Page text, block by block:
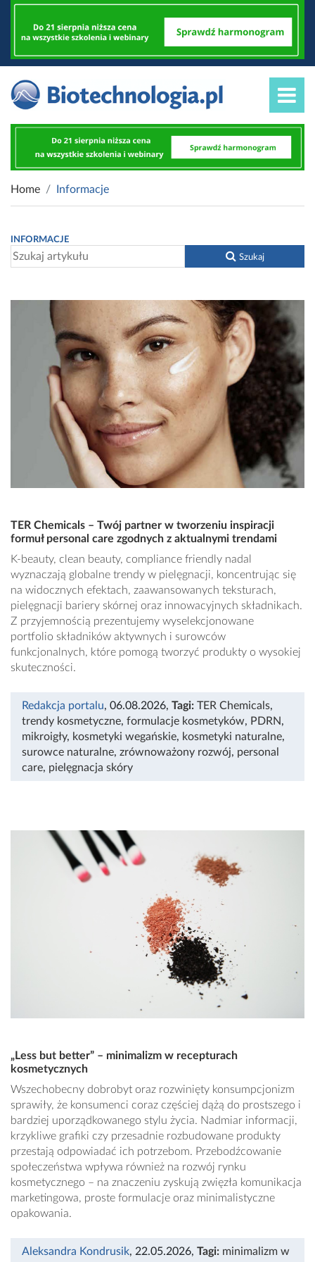
Home Informacje
INFORMACJE
Szukaj
TER Chemicals – Twój partner w tworzeniu inspiracji
formuł personal care zgodnych z aktualnymi trendami
K-beauty, clean beauty, compliance friendly nadal
wyznaczają globalne trendy w pielęgnacji, koncentrując się
na widocznych efektach, zaawansowanych teksturach,
pielęgnacji bariery skórnej oraz innowacyjnych składnikach.
Z przyjemnością prezentujemy wyselekcjonowane
portfolio składników aktywnych i surowców
funkcjonalnych, które pomogą tworzyć produkty o wysokiej
skuteczności.
Redakcja portalu, 06.08.2026, Tagi: TER Chemicals,
trendy kosmetyczne, formulacje kosmetyków, PDRN,
mikroigły, kosmetyki wegańskie, kosmetyki naturalne,
surowce naturalne, zrównoważony rozwój, personal
care, pielęgnacja skóry
„Less but better” – minimalizm w recepturach
kosmetycznych
Wszechobecny dobrobyt oraz rozwinięty konsumpcjonizm
sprawiły, że konsumenci coraz częściej dążą do prostszego i
bardziej uporządkowanego stylu życia. Nadmiar informacji,
krzykliwe grafiki czy przesadnie rozbudowane produkty
przestają odpowiadać ich potrzebom. Przebodźcowanie
społeczeństwa wpływa również na rozwój rynku
kosmetycznego – na znaczeniu zyskują zwięzła komunikacja
marketingowa, proste formulacje oraz minimalistyczne
opakowania.
Aleksandra Kondrusik, 22.05.2026, Tagi: minimalizm w